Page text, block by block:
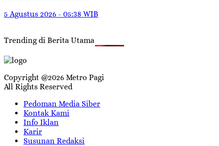
5 Agustus 2026 - 05:38 WIB
Trending di Berita Utama
Copyright @2026 Metro Pagi
All Rights Reserved
Pedoman Media Siber
Kontak Kami
Info Iklan
Karir
Susunan Redaksi